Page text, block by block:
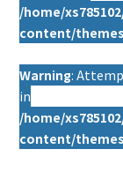
/home/
content/
Warning:
in
/home/
content/